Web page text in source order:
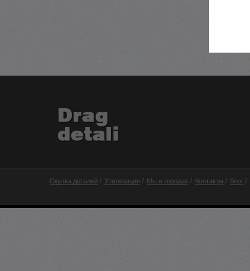
Скупка деталей Утилизация Мы в городах Контакты
блог